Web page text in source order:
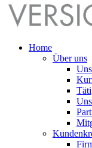
Home
Über uns